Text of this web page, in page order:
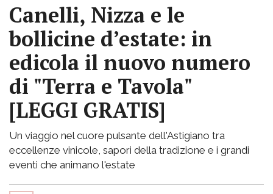
Canelli, Nizza e le
bollicine d’estate: in
edicola il nuovo numero
di "Terra e Tavola"
[LEGGI GRATIS]
Un viaggio nel cuore pulsante dell'Astigiano tra
eccellenze vinicole, sapori della tradizione e i grandi
eventi che animano l'estate